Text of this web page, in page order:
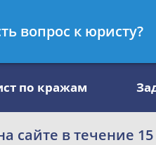
по алиментам
по кражам
сайте в течение
вопрос к юристу?